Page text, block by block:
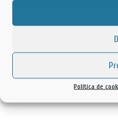
Política de
Ayuntamiento Tella
Avda. Ainsa, 22 - 22364
Lafortunada - Tella-Sin
Telf: 974 50 40 98
www.cuevadeloso.com
www.cuevacorotrasito.com